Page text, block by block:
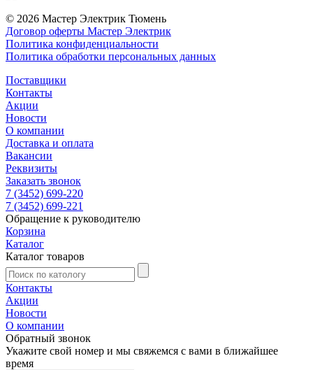
© 2026 Мастер Электрик Тюмень
Договор оферты Мастер Электрик
Политика конфиденциальности
Политика обработки персональных данных
Поставщики
Контакты
Акции
Новости
О компании
Доставка и оплата
Вакансии
Реквизиты
Заказать звонок
7 (3452) 699-220
7 (3452) 699-221
Обращение к руководителю
Корзина
Каталог
Каталог товаров
Контакты
Акции
Новости
О компании
Обратный звонок
Укажите свой номер и мы свяжемся с вами в ближайшее
время